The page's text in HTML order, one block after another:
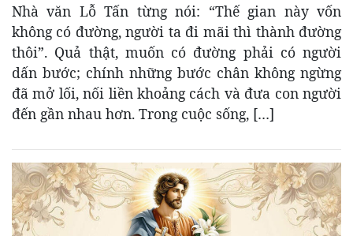
Nhà văn Lỗ Tấn từng nói: “Thế gian này vốn
không có đường, người ta đi mãi thì thành đường
thôi”. Quả thật, muốn có đường phải có người
dấn bước; chính những bước chân không ngừng
đã mở lối, nối liền khoảng cách và đưa con người
đến gần nhau hơn. Trong cuộc sống, […]